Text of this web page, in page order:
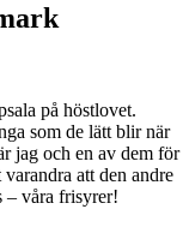
på höstlovet.
som de lätt blir när
jag och en av dem för
att den andre
– våra frisyrer!